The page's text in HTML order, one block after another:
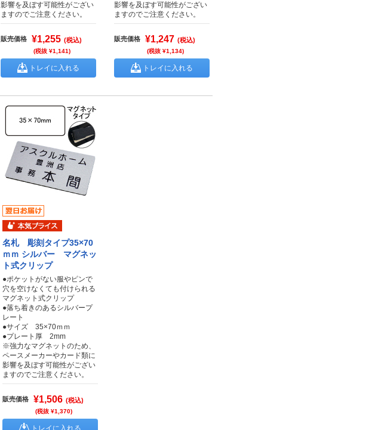
影響を及ぼす可能性がござい
ますのでご注意ください。
販売価格 ¥1,255 (税込)
(税抜 ¥1,141)
トレイに入れる
影響を及ぼす可能性がござい
ますのでご注意ください。
販売価格 ¥1,247 (税込)
(税抜 ¥1,134)
トレイに入れる
名札 彫刻タイプ35×70
ｍｍ シルバー マグネッ
ト式クリップ
●ポケットがない服やピンで
穴を空けなくても付けられる
マグネット式クリップ
●落ち着きのあるシルバープ
レート
●サイズ 35×70ｍｍ
●プレート厚 2mm
※強力なマグネットのため、
ペースメーカーやカード類に
影響を及ぼす可能性がござい
ますのでご注意ください。
販売価格 ¥1,506 (税込)
(税抜 ¥1,370)
トレイに入れる